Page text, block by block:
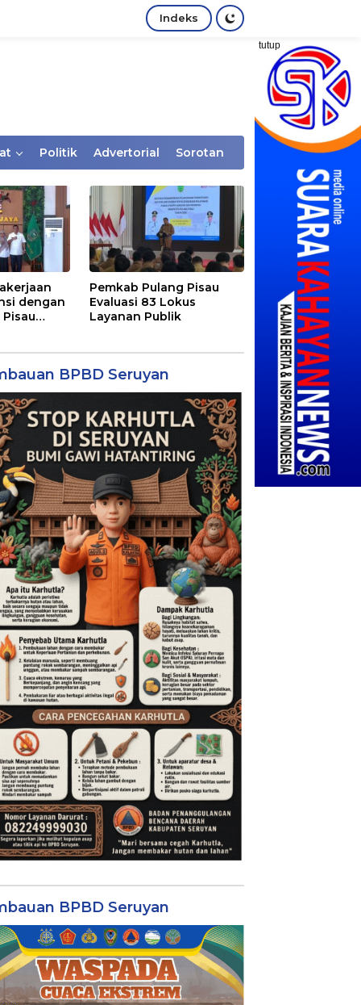
Indeks
tutup
Politik Advertorial Sorotan
dengan
Pemkab Pulang Pisau
Evaluasi 83 Lokus
Layanan Publik
BPBD Seruyan
BPBD Seruyan